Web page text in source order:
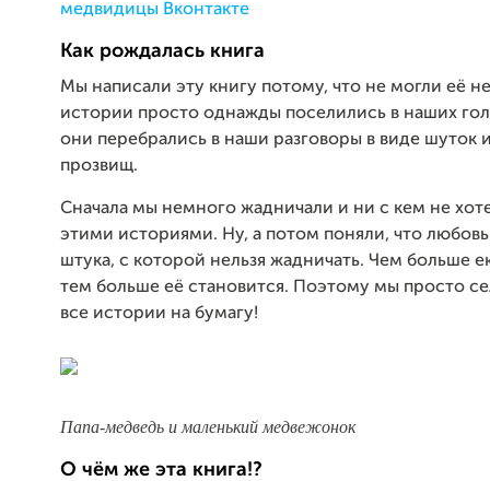
медвидицы Вконтакте
Как рождалась книга
Мы написали эту книгу потому, что не могли её
истории просто однажды поселились в наших
они перебрались в наши разговоры в виде шуток
прозвищ.
Сначала мы немного жадничали и ни с кем не
этими историями. Ну, а потом поняли, что любовь
штука, с которой нельзя жадничать. Чем больше
тем больше её становится. Поэтому мы просто
все истории на бумагу!
Папа-медведь и маленький медвежонок
О чём же эта книга!?